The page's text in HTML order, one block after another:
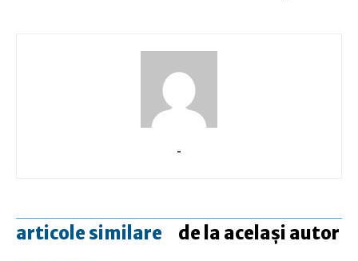
-
articole similare de la același autor